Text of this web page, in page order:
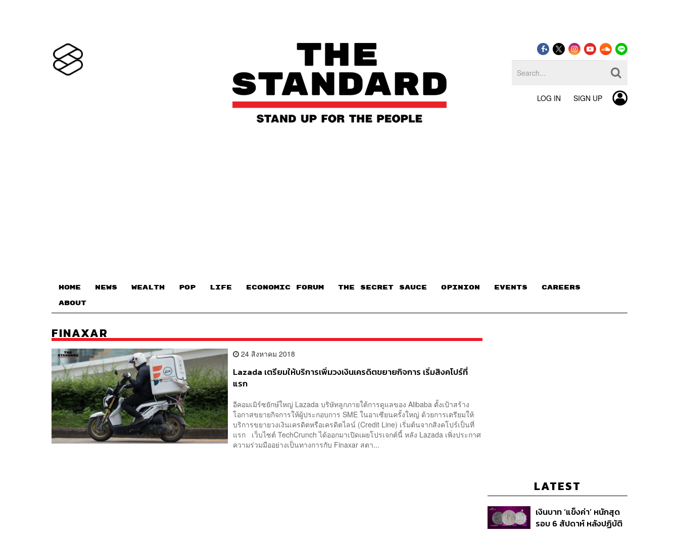
LOG IN SIGN UP
HOME NEWS WEALTH POP LIFE ECONOMIC FORUM THE SECRET SAUCE​ OPINION EVENTS CAREERS
ABOUT
FINAXAR
24 สิงหาคม 2018
Lazada เตรียมให้บริการเพิ่มวงเงินเครดิตขยายกิจการ เริ่มสิงคโปร์ที่
แรก
อีคอมเมิร์ซยักษ์ใหญ่ Lazada บริษัทลูกภายใต้การดูแลของ Alibaba ตั้งเป้าสร้าง
โอกาสขยายกิจการให้ผู้ประกอบการ SME ในอาเซียนครั้งใหญ่ ด้วยการเตรียมให้
บริการขยายวงเงินเครดิตหรือเครดิตไลน์ (Credit Line) เริ่มต้นจากสิงคโปร์เป็นที่
แรก เว็บไซต์ TechCrunch ได้ออกมาเปิดเผยโปรเจกต์นี้ หลัง Lazada เพิ่งประกาศ
ความร่วมมืออย่างเป็นทางการกับ Finaxar สตา...
LATEST
เงินบาท ‘แข็งค่า’ หนักสุด
รอบ 6 สัปดาห์ หลังปฏิบัติ